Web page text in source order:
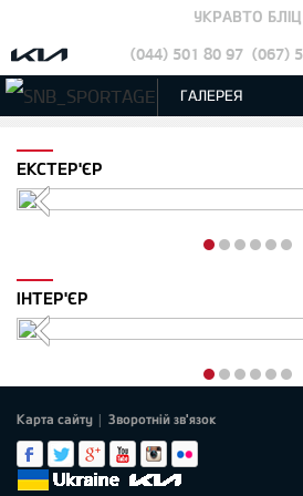
УКРАВТО БЛІЦ
(044) 501 80 97 (067)
ГАЛЕРЕЯ
ЕКСТЕР'ЄР
ІНТЕР'ЄР
Карта сайту Зворотній зв'язок